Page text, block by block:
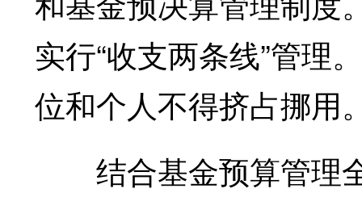
实行“收支两条线”管理
位和个人不得挤占挪用
结合基金预算管理